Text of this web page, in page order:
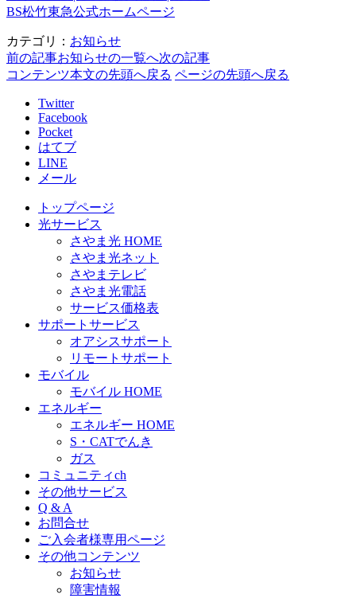
BS松竹東急公式ホームページ
カテゴリ： お知らせ
前の記事お知らせの一覧へ次の記事
コンテンツ本文の先頭へ戻る ページの先頭へ戻る
Twitter
Facebook
Pocket
はてブ
LINE
メール
トップページ
光サービス
さやま光 HOME
さやま光ネット
さやまテレビ
さやま光電話
サービス価格表
サポートサービス
オアシスサポート
リモートサポート
モバイル
モバイル HOME
エネルギー
エネルギー HOME
S・CATでんき
ガス
コミュニティch
その他サービス
Q & A
お問合せ
ご入会者様専用ページ
その他コンテンツ
お知らせ
障害情報